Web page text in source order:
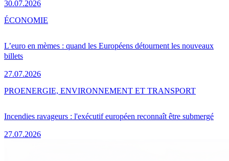
30.07.2026
L’euro en mèmes : quand les Européens détournent les nouveaux
billets
27.07.2026
ÉCONOMIE
Incendies ravageurs : l'exécutif européen reconnaît être submergé
27.07.2026
PROENERGIE, ENVIRONNEMENT ET TRANSPORT